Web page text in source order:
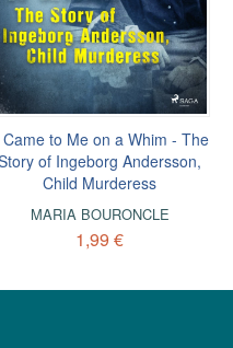
Came to Me on a Whim - The
of Ingeborg Andersson,
Child Murderess
MARIA BOURONCLE
1,99 €